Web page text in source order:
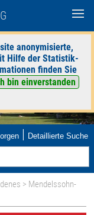
anonymisierte,
Hilfe der Statistik-
finden Sie
bin einverstanden
| Detaillierte Suche
> Mendelssohn-